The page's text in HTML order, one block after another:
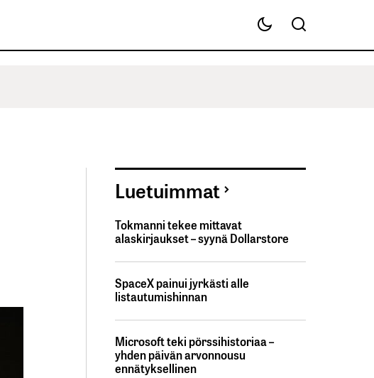
Luetuimmat
Tokmanni tekee mittavat
alaskirjaukset – syynä Dollarstore
SpaceX painui jyrkästi alle
listautumishinnan
Microsoft teki pörssihistoriaa –
yhden päivän arvonnousu
ennätyksellinen